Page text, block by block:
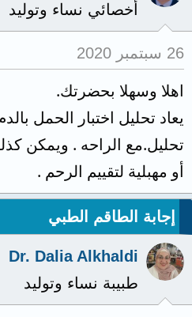
أخصائي نساء وتوليد
26 سبتمبر 2020
اهلا وسهلا بحضرتك.
يعاد تحليل اختبار الحمل
تحليل.مع الراحه . ويمكن
أو مهبلية لتقييم الرحم .
إجابة الطاقم الطبي
Dr. Dalia Alkhaldi
طبيبة نساء وتوليد